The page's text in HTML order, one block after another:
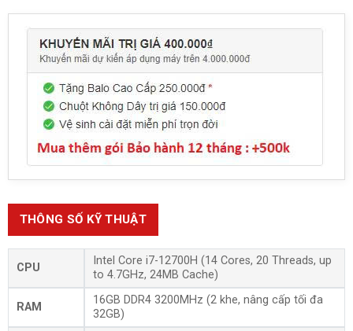
THÔNG SỐ KỸ THUẬT
CPU
Intel Core i7-12700H (14 Cores, 20 Threads, up
to 4.7GHz, 24MB Cache)
RAM
16GB DDR4 3200MHz (2 khe, nâng cấp tối đa
32GB)